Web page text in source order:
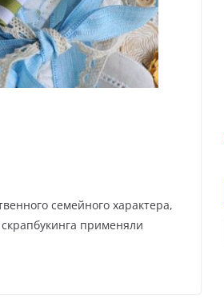
семейного характера,
применяли